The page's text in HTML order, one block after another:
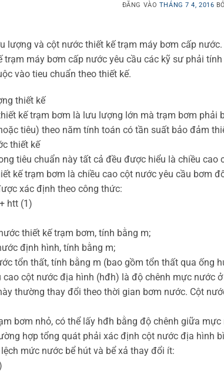
ĐĂNG VÀO THÁNG 7 4, 2016
lượng và cột nước thiết kế trạm máy bơm cấp nước.
trạm máy bơm cấp nước yêu cầu các kỹ sư phải
vào tieu chuẩn theo thiết kế.
thiết kế
kế trạm bơm là lưu lượng lớn mà trạm bơm phải
tiêu) theo năm tính toán có tần suất bảo đảm
thiết kế
tiêu chuẩn này tất cả đều được hiểu là chiều cao
kế trạm bơm là chiều cao cột nước yêu cầu bơm
xác định theo công thức:
htt (1)
thiết kế trạm bơm, tính bằng m;
định hình, tính bằng m;
tổn thất, tính bằng m (bao gồm tổn thất qua ống
cao cột nước địa hình (hđh) là độ chênh mực nước
thường thay đổi theo thời gian bơm nước. Cột
bơm nhỏ, có thể lấy hđh bằng độ chênh giữa
hợp tổng quát phải xác định cột nước địa hình
lệch mức nước bể hút và bể xả thay đổi ít: